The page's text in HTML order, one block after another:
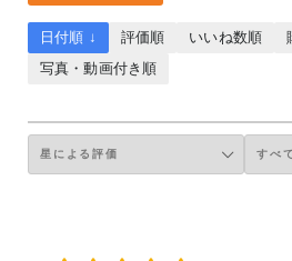
日付順 ↓ 評価順 いいね数順
写真・動画付き順